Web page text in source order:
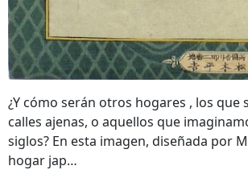
¿Y cómo serán otros hogares , los
calles ajenas, o aquellos que
siglos? En esta imagen, diseñada por
hogar jap…